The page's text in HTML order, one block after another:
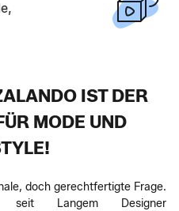
Passt es nicht,
IST DER
MODE UND
doch gerechtfertigte Frage.
seit Langem Designer